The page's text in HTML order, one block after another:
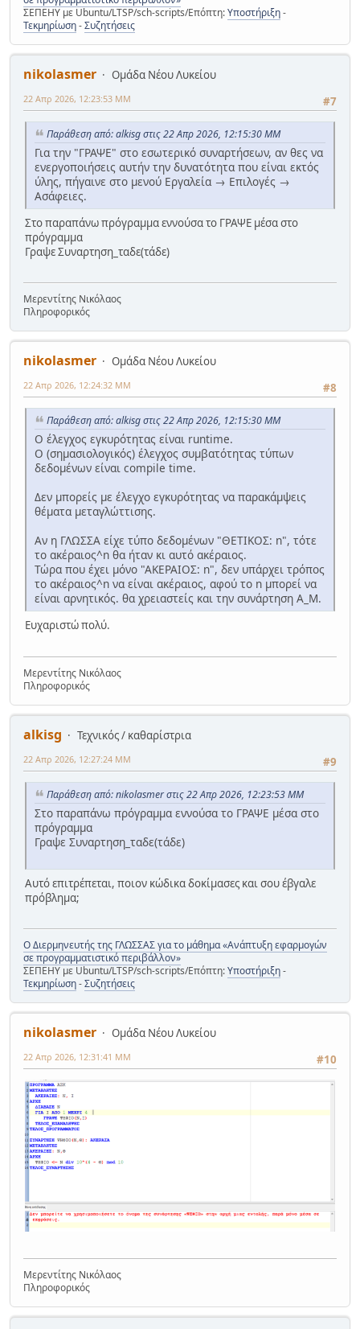
ΣΕΠΕΗΥ με Ubuntu/LTSP/sch-scripts/Επόπτη:Υποστήριξη-
Τεκμηρίωση-Συζητήσεις
nikolasmer
Ομάδα Νέου Λυκείου
#7
22 Απρ 2026, 12:23:53 ΜΜ
Παράθεση από: alkisg στις 22 Απρ 2026, 12:15:30 ΜΜ
Για την "ΓΡΑΨΕ" στο εσωτερικό συναρτήσεων, αν θες να
ενεργοποιήσεις αυτήν την δυνατότητα που είναι εκτός
ύλης, πήγαινε στο μενού Εργαλεία → Επιλογές →
Ασάφειες.
Στο παραπάνω πρόγραμμα εννούσα το ΓΡΑΨΕ μέσα στο
πρόγραμμα
Γραψε Συναρτηση_ταδε(τάδε)
Μερεντίτης Νικόλαος
Πληροφορικός
nikolasmer
Ομάδα Νέου Λυκείου
#8
22 Απρ 2026, 12:24:32 ΜΜ
Παράθεση από: alkisg στις 22 Απρ 2026, 12:15:30 ΜΜ
Ο έλεγχος εγκυρότητας είναι runtime.
Ο (σημασιολογικός) έλεγχος συμβατότητας τύπων
δεδομένων είναι compile time.
Δεν μπορείς με έλεγχο εγκυρότητας να παρακάμψεις
θέματα μεταγλώττισης.
Αν η ΓΛΩΣΣΑ είχε τύπο δεδομένων "ΘΕΤΙΚΟΣ: n", τότε
το ακέραιος^n θα ήταν κι αυτό ακέραιος.
Τώρα που έχει μόνο "ΑΚΕΡΑΙΟΣ: n", δεν υπάρχει τρόπος
το ακέραιος^n να είναι ακέραιος, αφού το n μπορεί να
είναι αρνητικός. θα χρειαστείς και την συνάρτηση Α_Μ.
Ευχαριστώ πολύ.
Μερεντίτης Νικόλαος
Πληροφορικός
alkisg
Τεχνικός / καθαρίστρια
#9
22 Απρ 2026, 12:27:24 ΜΜ
Παράθεση από: nikolasmer στις 22 Απρ 2026, 12:23:53 ΜΜ
Στο παραπάνω πρόγραμμα εννούσα το ΓΡΑΨΕ μέσα στο
πρόγραμμα
Γραψε Συναρτηση_ταδε(τάδε)
Αυτό επιτρέπεται, ποιον κώδικα δοκίμασες και σου έβγαλε
πρόβλημα;
Ο Διερμηνευτής της ΓΛΩΣΣΑΣ για το μάθημα «Ανάπτυξη εφαρμογών
σε προγραμματιστικό περιβάλλον»
ΣΕΠΕΗΥ με Ubuntu/LTSP/sch-scripts/Επόπτη:Υποστήριξη-
Τεκμηρίωση-Συζητήσεις
nikolasmer
Ομάδα Νέου Λυκείου
#10
22 Απρ 2026, 12:31:41 ΜΜ
Μερεντίτης Νικόλαος
Πληροφορικός